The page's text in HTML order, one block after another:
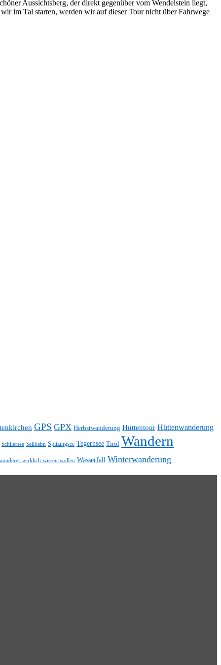
Aussichtsberg, der direkt gegenüber vom Wendelstein liegt,
im Tal starten, werden wir auf dieser Tour nicht über Fahrwege
GPS GPX Herbstwanderung Hüttentour Hüttenwanderung
Schliersee Seilbahn Spitzingsee Tegernsee Tirol Wandern
wirklich-wissen-wollen Wasserfall Winterwanderung